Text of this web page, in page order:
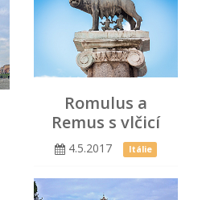
Romulus a
Remus s vlčicí
4.5.2017 Itálie